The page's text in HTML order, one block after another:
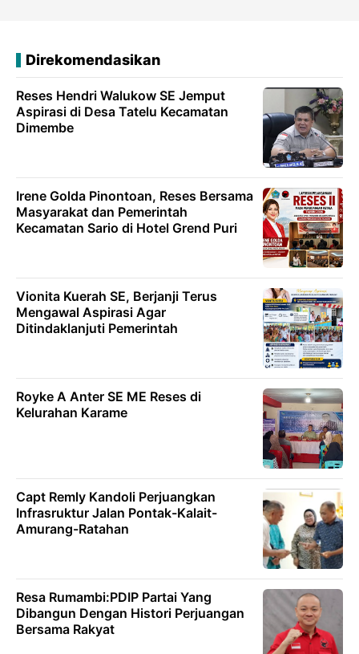
Direkomendasikan
Reses Hendri Walukow SE Jemput
Aspirasi di Desa Tatelu Kecamatan
Dimembe
Irene Golda Pinontoan, Reses Bersama
Masyarakat dan Pemerintah
Kecamatan Sario di Hotel Grend Puri
Vionita Kuerah SE, Berjanji Terus
Mengawal Aspirasi Agar
Ditindaklanjuti Pemerintah
Royke A Anter SE ME Reses di
Kelurahan Karame
Capt Remly Kandoli Perjuangkan
Infrasruktur Jalan Pontak-Kalait-
Amurang-Ratahan
Resa Rumambi:PDIP Partai Yang
Dibangun Dengan Histori Perjuangan
Bersama Rakyat